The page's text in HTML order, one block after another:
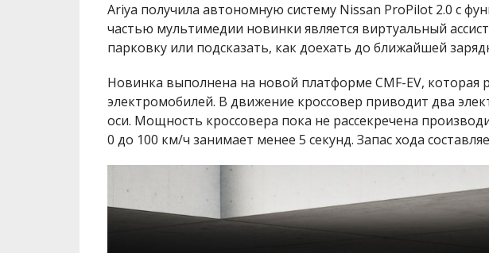
Ariya получила автономную систему Nissan ProPilot 2.0 с
частью мультимедии новинки является виртуальный
парковку или подсказать, как доехать до ближайшей
Новинка выполнена на новой платформе CMF-EV, которая
электромобилей. В движение кроссовер приводит два
оси. Мощность кроссовера пока не рассекречена
0 до 100 км/ч занимает менее 5 секунд. Запас хода